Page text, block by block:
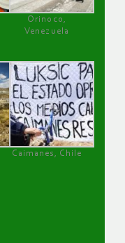
Orinoco,
Venezuela
Caimanes, Chile